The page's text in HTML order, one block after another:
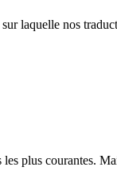
laquelle nos
plus courantes.